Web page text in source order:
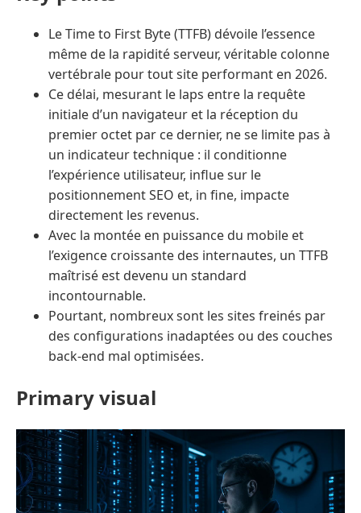
Le Time to First Byte (TTFB) dévoile l’essence
même de la rapidité serveur, véritable colonne
vertébrale pour tout site performant en 2026.
Ce délai, mesurant le laps entre la requête
initiale d’un navigateur et la réception du
premier octet par ce dernier, ne se limite pas à
un indicateur technique : il conditionne
l’expérience utilisateur, influe sur le
positionnement SEO et, in fine, impacte
directement les revenus.
Avec la montée en puissance du mobile et
l’exigence croissante des internautes, un TTFB
maîtrisé est devenu un standard
incontournable.
Pourtant, nombreux sont les sites freinés par
des configurations inadaptées ou des couches
back-end mal optimisées.
Primary visual